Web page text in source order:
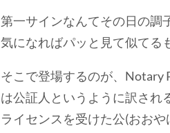
第一サインなんてその日の調
気になればパッと見て似てる
そこで登場するのが、Notary
は公証人というように訳され
ライセンスを受けた公(おお